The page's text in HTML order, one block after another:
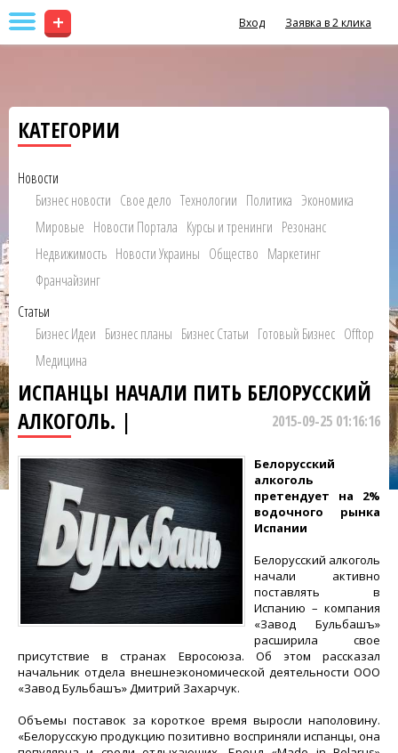
+ Вход Заявка в 2 клика
КАТЕГОРИИ
Новости
Бизнес новости Свое дело Технологии Политика Экономика
Мировые Новости Портала Курсы и тренинги Резонанс
Недвижимость Новости Украины Общество Маркетинг
Франчайзинг
Статьи
Бизнес Идеи Бизнес планы Бизнес Статьи Готовый Бизнес Offtop
Медицина
ИСПАНЦЫ НАЧАЛИ ПИТЬ БЕЛОРУССКИЙ
АЛКОГОЛЬ. |
2015-09-25 01:16:16
Белорусский
алкоголь
претендует на 2%
водочного рынка
Испании
Белорусский алкоголь
начали активно
поставлять в
Испанию – компания
«Завод Бульбашъ»
расширила свое
присутствие в странах Евросоюза. Об этом рассказал
начальник отдела внешнеэкономической деятельности ООО
«Завод Бульбашъ» Дмитрий Захарчук.
Объемы поставок за короткое время выросли наполовину.
«Белорусскую продукцию позитивно восприняли испанцы, она